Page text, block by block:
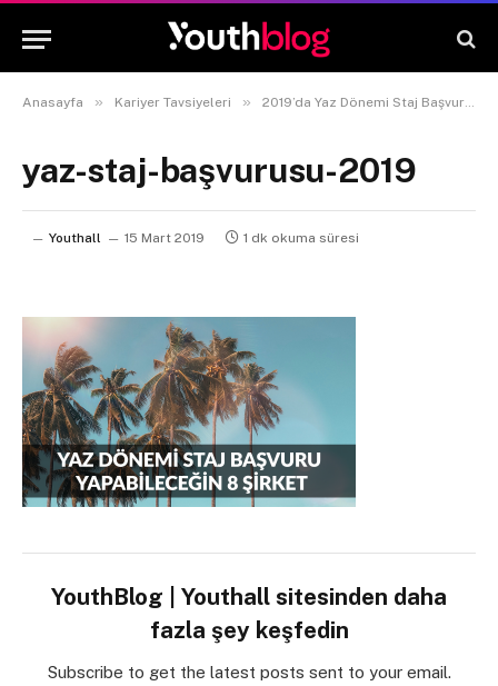
Anasayfa » Kariyer Tavsiyeleri » 2019’da Yaz Dönemi Staj Başvurusu Yapabileceğin 8 Şirket
yaz-staj-başvurusu-2019
Youthall 15 Mart 2019 1 dk okuma süresi
YouthBlog | Youthall sitesinden daha
fazla şey keşfedin
Subscribe to get the latest posts sent to your email.